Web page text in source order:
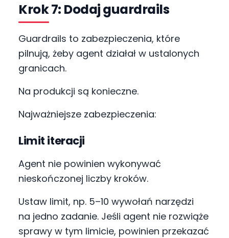
Krok 7: Dodaj guardrails
Guardrails to zabezpieczenia, które
pilnują, żeby agent działał w ustalonych
granicach.
Na produkcji są konieczne.
Najważniejsze zabezpieczenia:
Limit iteracji
Agent nie powinien wykonywać
nieskończonej liczby kroków.
Ustaw limit, np. 5–10 wywołań narzędzi
na jedno zadanie. Jeśli agent nie rozwiąże
sprawy w tym limicie, powinien przekazać